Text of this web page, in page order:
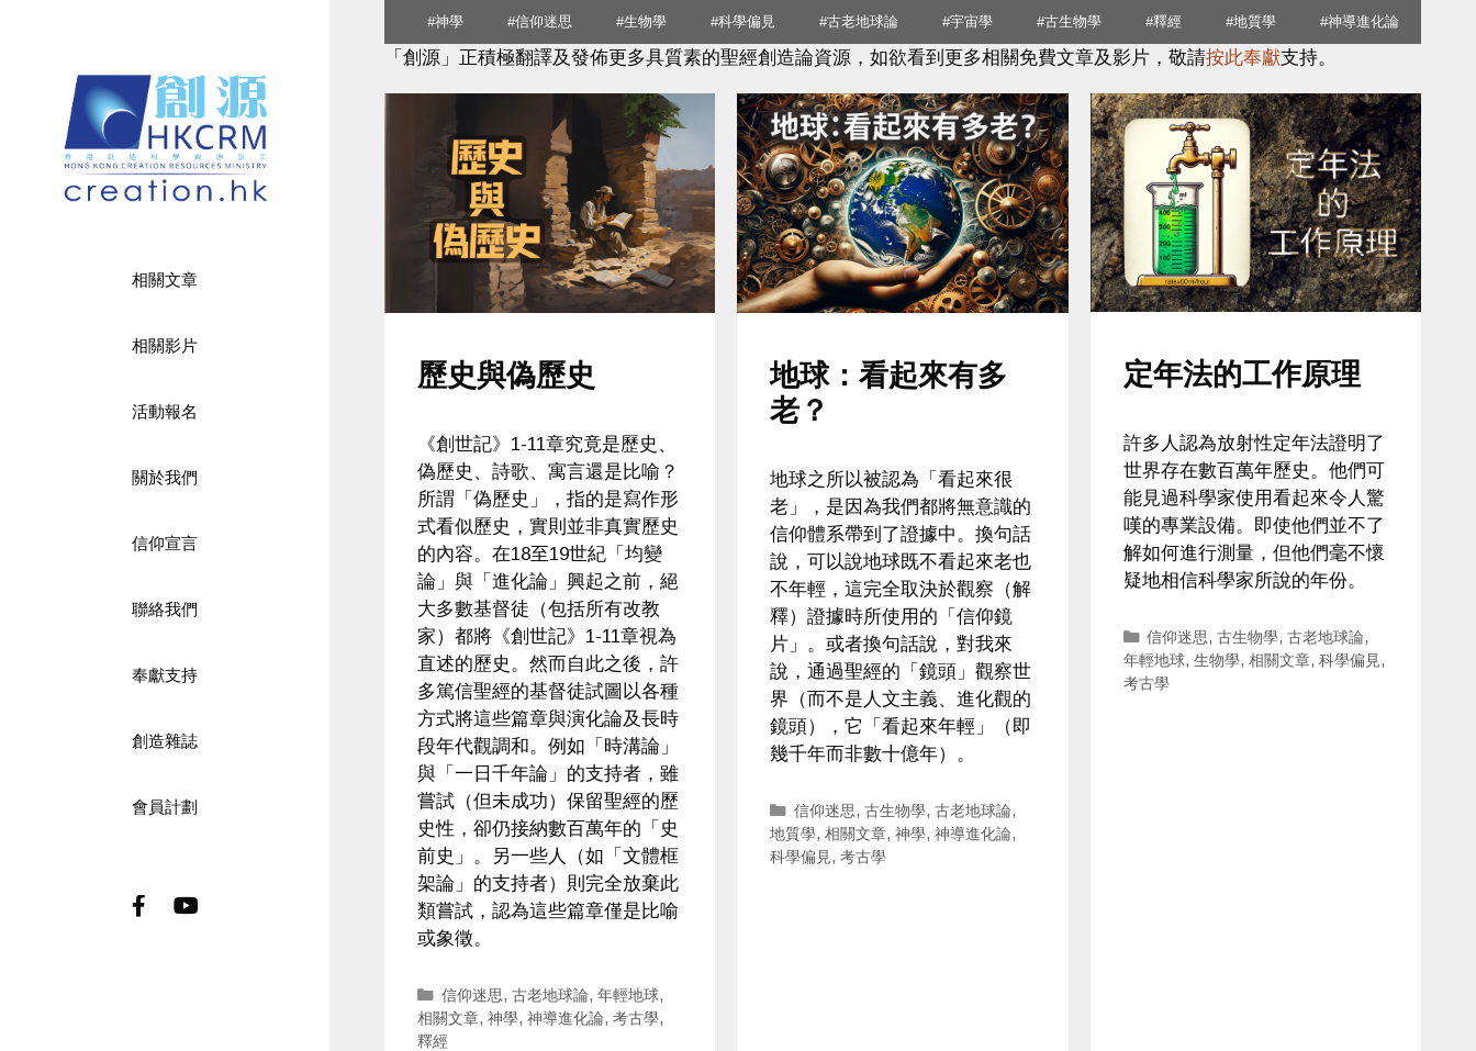
to
content
#神學 #信仰迷思 #生物學 #科學偏見 #古老地球論 #宇宙學 #古生物學 #釋經 #地質學 #神導進化論
FacebookYoutube
相關文章
相關影片
活動報名
關於我們
信仰宣言
聯絡我們
奉獻支持
創造雜誌
會員計劃
「創源」正積極翻譯及發佈更多具質素的聖經創造論資源，如欲看到更多相關免費文章及影片，敬請按此奉獻支持。
歷史與偽歷史
《創世記》1-11章究竟是歷史、
偽歷史、詩歌、寓言還是比喻？
所謂「偽歷史」，指的是寫作形
式看似歷史，實則並非真實歷史
的內容。在18至19世紀「均變
論」與「進化論」興起之前，絕
大多數基督徒（包括所有改教
家）都將《創世記》1-11章視為
直述的歷史。然而自此之後，許
多篤信聖經的基督徒試圖以各種
方式將這些篇章與演化論及長時
段年代觀調和。例如「時溝論」
與「一日千年論」的支持者，雖
嘗試（但未成功）保留聖經的歷
史性，卻仍接納數百萬年的「史
前史」。另一些人（如「文體框
架論」的支持者）則完全放棄此
類嘗試，認為這些篇章僅是比喻
或象徵。
Categories
信仰迷思, 古老地球論, 年輕地球,
相關文章, 神學, 神導進化論, 考古學,
釋經
地球：看起來有多
老？
地球之所以被認為「看起來很
老」，是因為我們都將無意識的
信仰體系帶到了證據中。換句話
說，可以說地球既不看起來老也
不年輕，這完全取決於觀察（解
釋）證據時所使用的「信仰鏡
片」。或者換句話說，對我來
說，通過聖經的「鏡頭」觀察世
界（而不是人文主義、進化觀的
鏡頭），它「看起來年輕」（即
幾千年而非數十億年）。
Categories
信仰迷思, 古生物學, 古老地球論,
地質學,相關文章,神學,神導進化論,
科學偏見 ,考古學
定年法的工作原理
許多人認為放射性定年法證明了
世界存在數百萬年歷史。他們可
能見過科學家使用看起來令人驚
嘆的專業設備。即使他們並不了
解如何進行測量，但他們毫不懷
疑地相信科學家所說的年份。
Categories
信仰迷思,古生物學,古老地球論,
年輕地球, 生物學, 相關文章, 科學偏見 ,
考古學